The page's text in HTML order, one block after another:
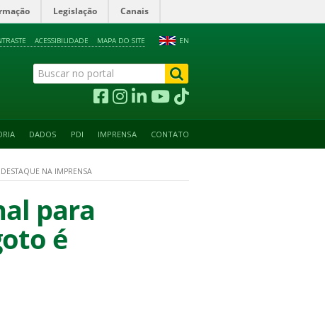
Legislação Canais
EN
ACESSIBILIDADE MAPA DO SITE
DADOS PDI IMPRENSA CONTATO
NA IMPRENSA
para
é